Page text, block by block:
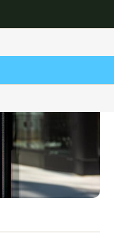
lingua